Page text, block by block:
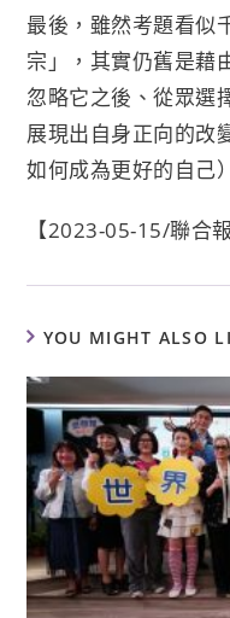
最後，雖然考題看似
宗」，其實仍舊是藉
忽略它之後、從眾選
展現出自身正向的改
如何成為更好的自己
【2023-05-15/聯合
YOU MIGHT ALSO